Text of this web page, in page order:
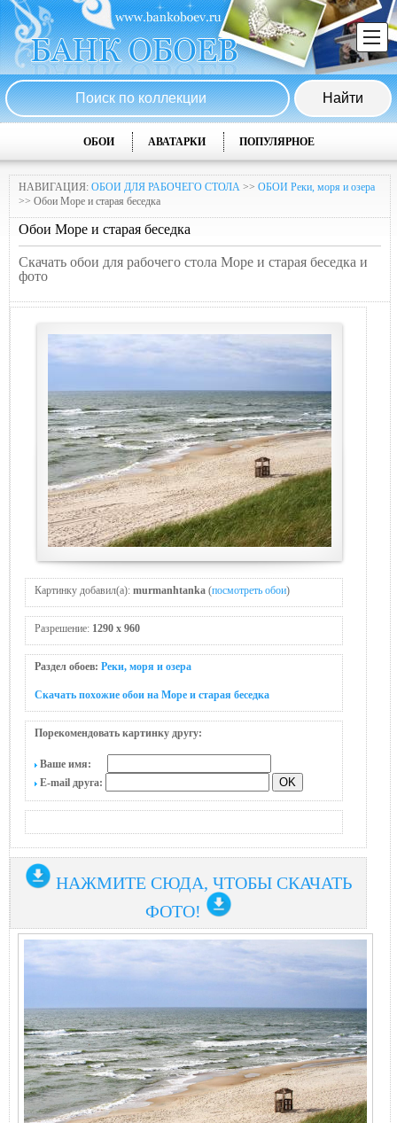
ОБОИ АВАТАРКИ ПОПУЛЯРНОЕ
НАВИГАЦИЯ: ОБОИ ДЛЯ РАБОЧЕГО СТОЛА >> ОБОИ Реки, моря и озера
>> Обои Море и старая беседка
Обои Море и старая беседка
Скачать обои для рабочего стола Море и старая беседка и
фото
Картинку добавил(а): murmanhtanka (посмотреть обои)
Разрешение: 1290 x 960
Раздел обоев: Реки, моря и озера
Скачать похожие обои на Море и старая беседка
Порекомендовать картинку другу:
Ваше имя:
E-mail друга:
НАЖМИТЕ СЮДА, ЧТОБЫ СКАЧАТЬ
ФОТО!